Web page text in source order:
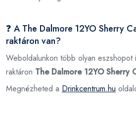
❓ A The Dalmore 12YO Sherry
raktáron van?
Weboldalunkon több olyan eszshopot
raktáron The Dalmore 12YO Sherry
Megnézheted a Drinkcentrum.hu